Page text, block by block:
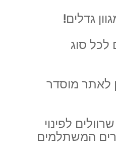
גדלים!
לכל סוג
לאתר מוסדר
לפינוי
המשתלמים